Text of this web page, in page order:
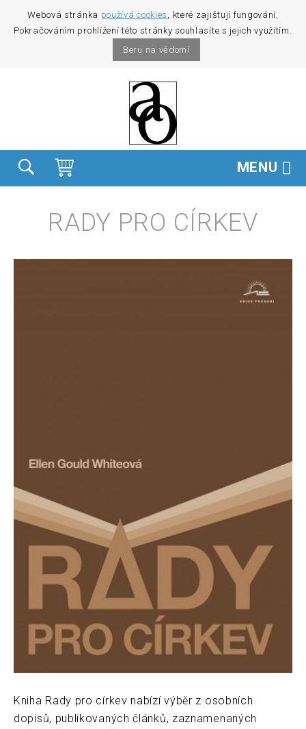
Webová stránka používá cookies , které zajištují fungování.
Pokračováním prohlížení této stránky souhlasíte s jejich využitím.
Beru na vědomí
MENU
RADY PRO CÍRKEV
Kniha Rady pro církev nabízí výběr z osobních
dopisů, publikovaných článků, zaznamenaných